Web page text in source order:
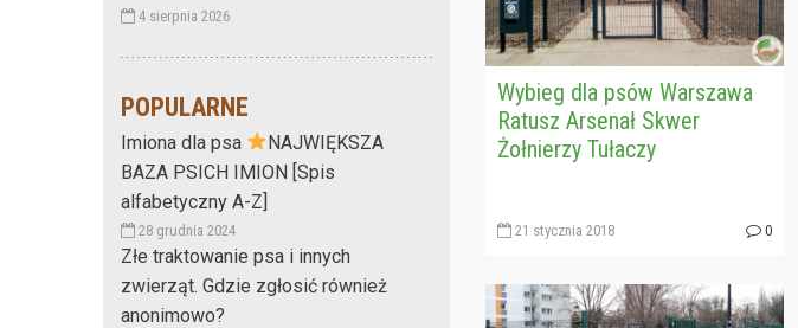
4 sierpnia 2026
POPULARNE
Imiona dla psa
NAJWIĘKSZA
BAZA PSICH IMION [Spis
alfabetyczny A-Z]
28 grudnia 2024
Złe traktowanie psa i innych
zwierząt. Gdzie zgłosić również
anonimowo?
Wybieg dla psów Warszawa
Ratusz Arsenał Skwer
Żołnierzy Tułaczy
21 stycznia 2018 0